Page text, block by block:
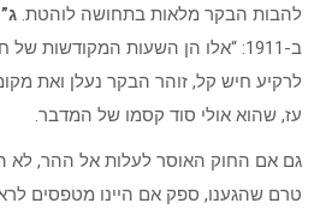
להבות הבקר מלאות בתחושה לוהטת.
ב-1911: “אלו הן השעות המקודשות
לרקיע חיש קל, זוהר הבקר נעלן ואת
עז, שהוא אולי סוד קסמו של המדבר.
גם אם החוק האוסר לעלות אל ההר, לא
טרם שהגענו, ספק אם היינו מטפסים